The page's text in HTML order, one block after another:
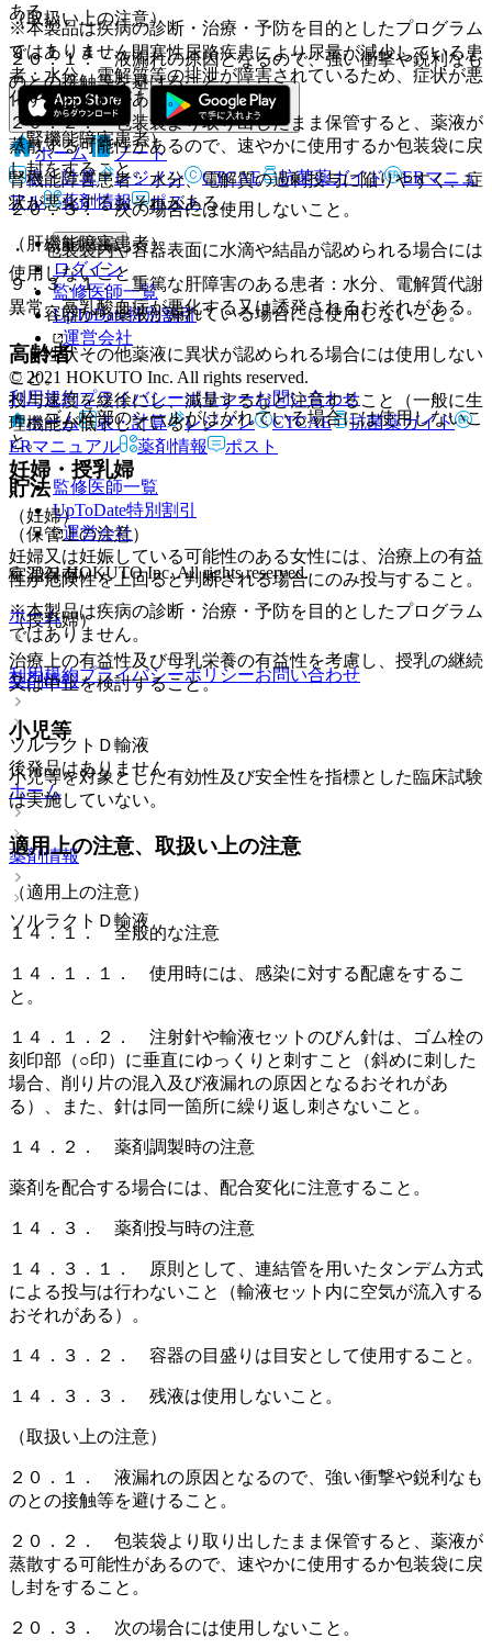
（取扱い上の注意）
２０．１． 液漏れの原因となるので、強い衝撃や鋭利なも
のとの接触等を避けること。
２０．２． 包装袋より取り出したまま保管すると、薬液が
蒸散する可能性があるので、速やかに使用するか包装袋に戻
し封をすること。
２０．３． 次の場合には使用しないこと。
・ 包装袋内や容器表面に水滴や結晶が認められる場合には
使用しないこと。
・ 容器から薬液が漏れている場合には使用しないこと。
・ 性状その他薬液に異状が認められる場合には使用しない
こと。
・ ゴム栓部のシールがはがれている場合には使用しないこ
と。
貯法
（保管上の注意）
室温保存。
ホーム
薬剤情報
ソルラクトＤ輸液
後発品はありません
ホーム
薬剤情報
ソルラクトＤ輸液
ある。
９．１．４． 閉塞性尿路疾患により尿量が減少している患
者：水分、電解質等の排泄が障害されているため、症状が悪
化するおそれがある。
（腎機能障害患者）
腎機能障害患者：水分、電解質の過剰投与に陥りやすく、症
状が悪化するおそれがある。
（肝機能障害患者）
９．３．１． 重篤な肝障害のある患者：水分、電解質代謝
異常、高乳酸血症が悪化する又は誘発されるおそれがある。
高齢者
投与速度を緩徐にし、減量するなど注意すること（一般に生
理機能が低下している）。
妊婦・授乳婦
（妊婦）
妊婦又は妊娠している可能性のある女性には、治療上の有益
性が危険性を上回ると判断される場合にのみ投与すること。
（授乳婦）
治療上の有益性及び母乳栄養の有益性を考慮し、授乳の継続
又は中止を検討すること。
小児等
小児等を対象とした有効性及び安全性を指標とした臨床試験
は実施していない。
適用上の注意、取扱い上の注意
（適用上の注意）
１４．１． 全般的な注意
１４．１．１． 使用時には、感染に対する配慮をするこ
と。
１４．１．２． 注射針や輸液セットのびん針は、ゴム栓の
刻印部（○印）に垂直にゆっくりと刺すこと（斜めに刺した
場合、削り片の混入及び液漏れの原因となるおそれがあ
る）、また、針は同一箇所に繰り返し刺さないこと。
１４．２． 薬剤調製時の注意
薬剤を配合する場合には、配合変化に注意すること。
１４．３． 薬剤投与時の注意
１４．３．１． 原則として、連結管を用いたタンデム方式
による投与は行わないこと（輸液セット内に空気が流入する
おそれがある）。
１４．３．２． 容器の目盛りは目安として使用すること。
１４．３．３． 残液は使用しないこと。
（取扱い上の注意）
２０．１． 液漏れの原因となるので、強い衝撃や鋭利なも
のとの接触等を避けること。
２０．２． 包装袋より取り出したまま保管すると、薬液が
蒸散する可能性があるので、速やかに使用するか包装袋に戻
し封をすること。
２０．３． 次の場合には使用しないこと。
※本製品は疾病の診断・治療・予防を目的としたプログラム
ではありません。
ホーム
ノート
表・計算
レジメン CTCAE 抗菌薬ガイド
ERマニュ
アル
薬剤情報 ポスト
新規登録
ログイン
監修医師一覧
UpToDate特別割引
運営会社
© 2021 HOKUTO Inc. All rights reserved.
利用規約プライバシーポリシーお問い合わせ
ホーム
表・計算 レジメン CTCAE
抗菌薬ガイド
ERマニュアル
薬剤情報 ポスト
監修医師一覧
UpToDate特別割引
運営会社
© 2021 HOKUTO Inc. All rights reserved.
※本製品は疾病の診断・治療・予防を目的としたプログラム
ではありません。
利用規約プライバシーポリシーお問い合わせ